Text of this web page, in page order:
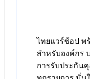
ไทยแวร์ช้อป พ
สำหรับองค์กร
การรับประกัน